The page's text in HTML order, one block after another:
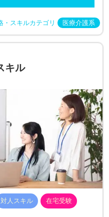
・スキルカテゴリ 医療介護系
キル
対人スキル 在宅受験